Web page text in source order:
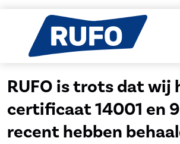
RUFO is trots dat wij
certificaat 14001 en
recent hebben